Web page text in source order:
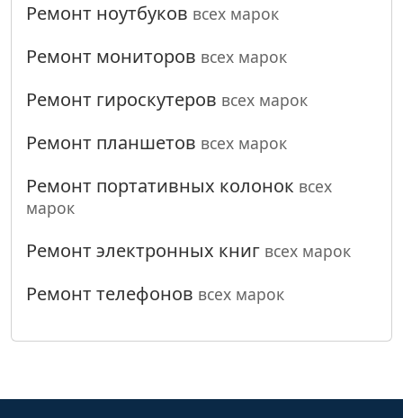
Ремонт ноутбуков всех марок
Ремонт мониторов всех марок
Ремонт гироскутеров всех марок
Ремонт планшетов всех марок
Ремонт портативных колонок всех
марок
Ремонт электронных книг всех марок
Ремонт телефонов всех марок